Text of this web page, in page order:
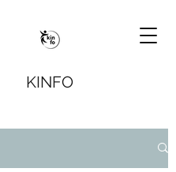
KINFO